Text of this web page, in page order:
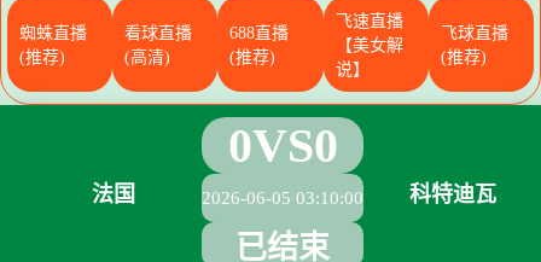
蜘蛛直播
(推荐)
看球直播
(高清)
688直播
(推荐)
飞速直播
【美女解
说】
飞球直播
(推荐)
法国
0VS0
2026-06-05 03:10:00
已结束
科特迪瓦